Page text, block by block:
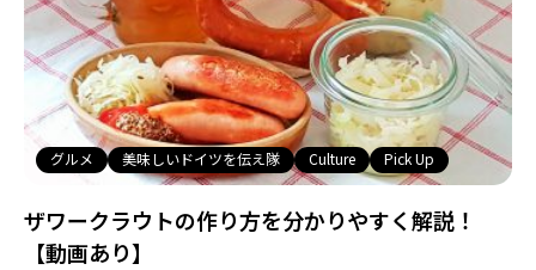
グルメ 美味しいドイツを伝え隊 Culture Pick Up
ザワークラウトの作り方を分かりやすく解説！
【動画あり】